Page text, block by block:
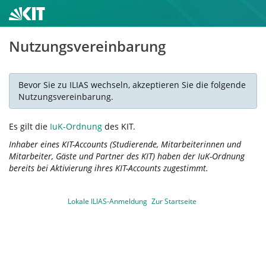
Nutzungsvereinbarung
Bevor Sie zu ILIAS wechseln, akzeptieren Sie die folgende
Nutzungsvereinbarung.
Es gilt die IuK-Ordnung des KIT.
Inhaber eines KIT-Accounts (Studierende, Mitarbeiterinnen und
Mitarbeiter, Gäste und Partner des KIT) haben der IuK-Ordnung
bereits bei Aktivierung ihres KIT-Accounts zugestimmt.
Lokale ILIAS-Anmeldung Zur Startseite